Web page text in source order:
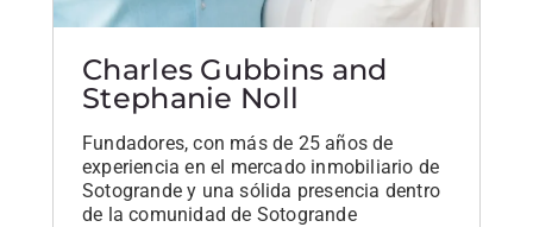
Charles Gubbins and
Stephanie Noll
Fundadores, con más de 25 años de
experiencia en el mercado inmobiliario de
Sotogrande y una sólida presencia dentro
de la comunidad de Sotogrande